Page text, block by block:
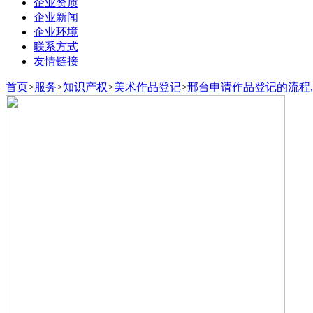
企业资质
企业新闻
企业环境
联系方式
友情链接
首页>服务>知识产权>美术作品登记>邢台申请作品登记的流